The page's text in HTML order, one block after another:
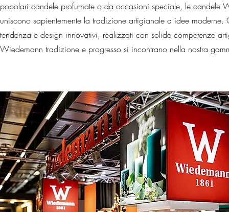
popolari candele profumate o da occasioni speciale, le candele
uniscono sapientemente la tradizione artigianale a idee moderne.
tendenza e design innovativi, realizzati con solide competenze
Wiedemann tradizione e progresso si incontrano nella nostra